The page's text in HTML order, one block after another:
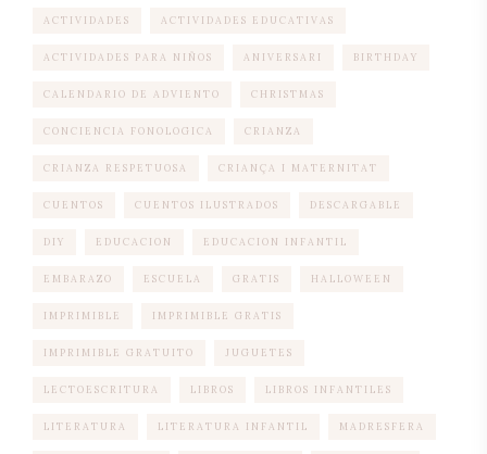
ACTIVIDADES ACTIVIDADES EDUCATIVAS
ACTIVIDADES PARA NIÑOS ANIVERSARI BIRTHDAY
CALENDARIO DE ADVIENTO CHRISTMAS
CONCIENCIA FONOLOGICA CRIANZA
CRIANZA RESPETUOSA CRIANÇA I MATERNITAT
CUENTOS CUENTOS ILUSTRADOS DESCARGABLE
DIY EDUCACION EDUCACION INFANTIL
EMBARAZO ESCUELA GRATIS HALLOWEEN
IMPRIMIBLE IMPRIMIBLE GRATIS
IMPRIMIBLE GRATUITO JUGUETES
LECTOESCRITURA LIBROS LIBROS INFANTILES
LITERATURA LITERATURA INFANTIL MADRESFERA